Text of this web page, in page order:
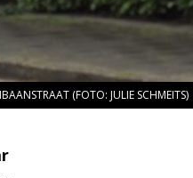
(FOTO: JULIE SCHMEITS)